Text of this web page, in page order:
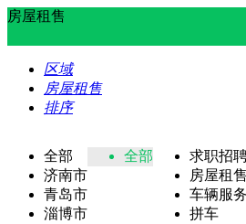
房屋租售
区域
房屋租售
排序
全部
济南市
青岛市
淄博市
全部
求职招
房屋租售
车辆服务
拼车